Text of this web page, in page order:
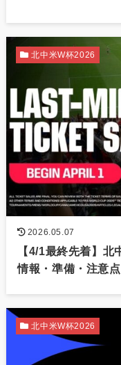
2026.05.07
【4/1最終先着】
情報・準備・注意
北中米W杯2026
北中米W杯2026